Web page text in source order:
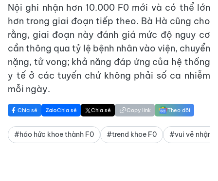
Nội ghi nhận hơn 10.000 F0 mới và có thể lớn
hơn trong giai đoạn tiếp theo. Bà Hà cũng cho
rằng, giai đoạn này đánh giá mức độ nguy cơ
cần thông qua tỷ lệ bệnh nhân vào viện, chuyển
nặng, tử vong; khả năng đáp ứng của hệ thống
y tế ở các tuyến chứ không phải số ca nhiễm
mỗi ngày.
Chia sẻ Chia sẻ Chia sẻ Copy link Theo dõi
#háo hức khoe thành F0 #trend khoe F0 #vui vẻ nhận